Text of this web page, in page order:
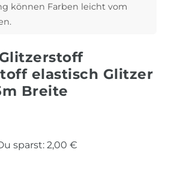
können Farben leicht vom
elastisch Glitzer
Breite
sparst: 2,00 €